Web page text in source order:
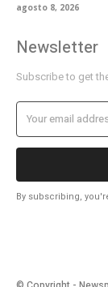
agosto 8, 2026
Newsletter
Subscribe to get
By subscribing,